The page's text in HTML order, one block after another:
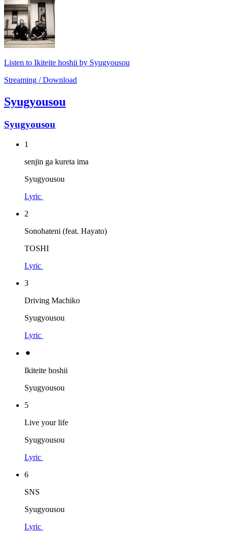
Listen to Ikiteite hoshii by Syugyousou
Streaming / Download
Syugyousou
Syugyousou
1
senjin ga kureta ima
Syugyousou
Lyric
2
Sonohateni (feat. Hayato)
TOSHI
Lyric
3
Driving Machiko
Syugyousou
Lyric
⚫︎
Ikiteite hoshii
Syugyousou
5
Live your life
Syugyousou
Lyric
6
SNS
Syugyousou
Lyric